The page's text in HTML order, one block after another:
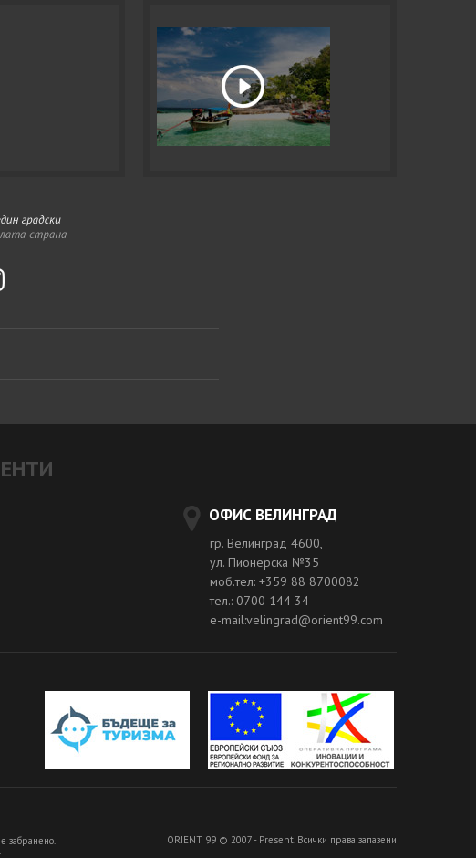
ОФИС ВЕЛИНГРАД
гр. Велинград 4600,
ул. Пионерска №35
моб.тел: +359 88 8700082
тел.: 0700 144 34
e-mail:velingrad@orient99.com
забранено.
ORIENT 99 © 2007 - Present. Всички права запазени